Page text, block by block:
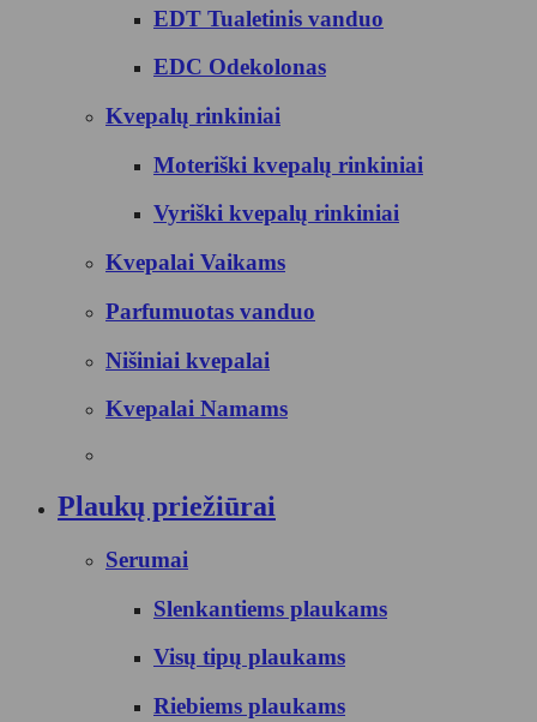
EDT Tualetinis vanduo
EDC Odekolonas
Kvepalų rinkiniai
Moteriški kvepalų rinkiniai
Vyriški kvepalų rinkiniai
Kvepalai Vaikams
Parfumuotas vanduo
Nišiniai kvepalai
Kvepalai Namams
Plaukų priežiūrai
Serumai
Slenkantiems plaukams
Visų tipų plaukams
Riebiems plaukams